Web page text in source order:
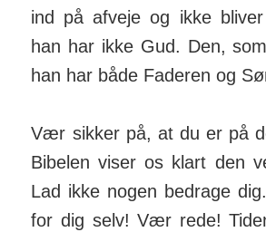
ind på afveje og ikke
han har ikke Gud. Den,
han har både Faderen og
Vær sikker på, at du er på
Bibelen viser os klart den
Lad ikke nogen bedrage
for dig selv! Vær rede!